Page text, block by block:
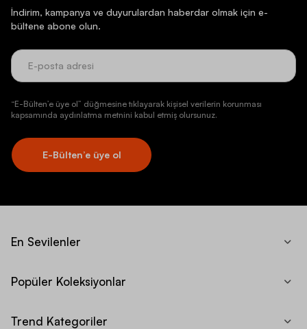
İndirim, kampanya ve duyurulardan haberdar olmak için e-
bültene abone olun.
“E-Bülten’e üye ol” düğmesine tıklayarak kişisel verilerin korunması
kapsamında aydınlatma metnini kabul etmiş olursunuz.
E-Bülten’e üye ol
En Sevilenler
Popüler Koleksiyonlar
Trend Kategoriler